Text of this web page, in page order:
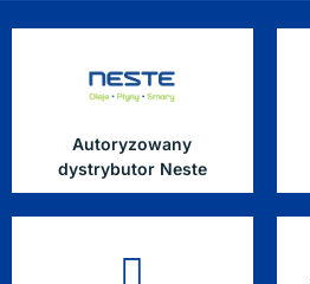
Autoryzowany
dystrybutor Neste